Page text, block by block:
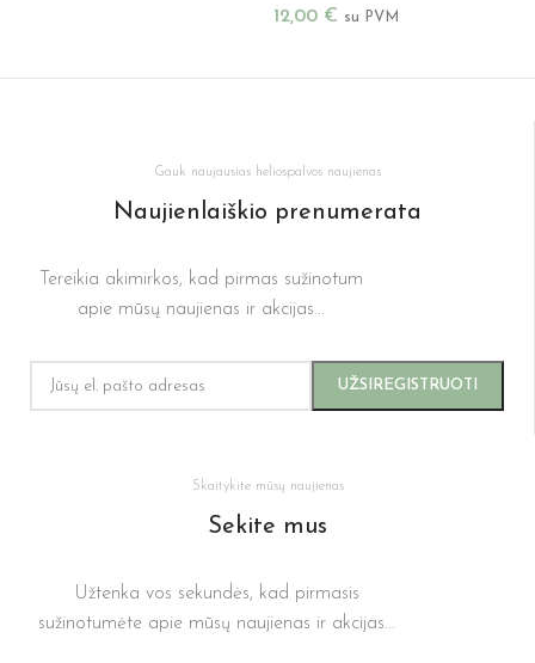
12,00 € su PVM
Gauk naujausias heliospalvos naujienas
Naujienlaiškio prenumerata
Tereikia akimirkos, kad pirmas sužinotum
apie mūsų naujienas ir akcijas...
Skaitykite mūsų naujienas
Sekite mus
Užtenka vos sekundės, kad pirmasis
sužinotumėte apie mūsų naujienas ir akcijas...